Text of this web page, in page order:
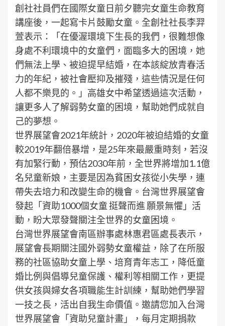
創社社員們在國際女童日前夕聽完女童生命教育
講座後，一起寫卡片鼓勵女童。全創社社長李羿
萱表示：「在優渥環境下生長的我們，很難想像
身處不利環境中的女童們，面臨多大的困境，她
們無法上學、被迫提早結婚，在本該綻放青春活
力的年紀，被社會壓抑及摧殘，這些情況是任何
人都不樂見的。」高雄女中希望透過這次活動，
讓更多人了解弱勢女童的困境，幫助她們成就自
己的夢想。
世界展望會2021年統計，2020年被迫結婚的女童
較2019年翻倍暴增，是25年來最嚴重時刻，若沒
有加緊行動，預估2030年前，全世界將增加1.1億
名兒童新娘，主要是因為貧困女孩從小失學，連
帶失去培力和改變生命的機會。台灣世界展望會
發起「資助1000個女童 挺聲而進 願景無懼」活
動，盼大眾發聲關注全世界的女童困境。
台灣世界展望會南區辦事處林惠君區處長表示，
展望會長期關注國外弱勢女童權益，除了在所服
務的社區協助女童上學、培育青年志工，降低童
婚比例與倡導兒童保護、權利等相關工作，更提
供女孩與婦女各項職能生計訓練，幫助她們學習
一技之長，活出自我生命價值。邀請您加入台灣
世界展望會「資助兒童計畫」，每月定期捐款